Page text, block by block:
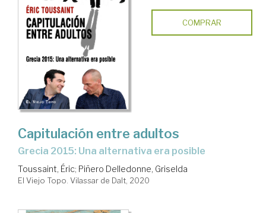
COMPRAR
Capitulación entre adultos
Grecia 2015: Una alternativa era posible
Toussaint, Éric; Piñero Delledonne, Griselda
El Viejo Topo. Vilassar de Dalt, 2020